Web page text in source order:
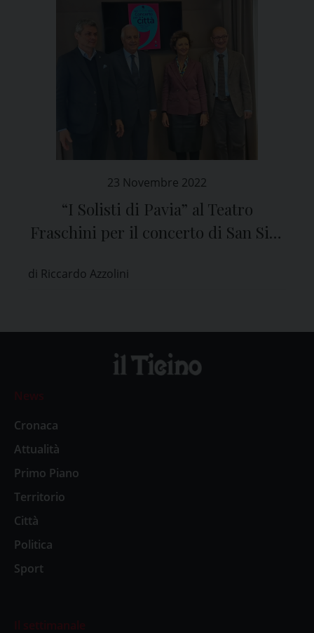
23 Novembre 2022
“I Solisti di Pavia” al Teatro
Fraschini per il concerto di San Siro
di Riccardo Azzolini
News
Cronaca
Attualità
Primo Piano
Territorio
Città
Politica
Sport
Il settimanale